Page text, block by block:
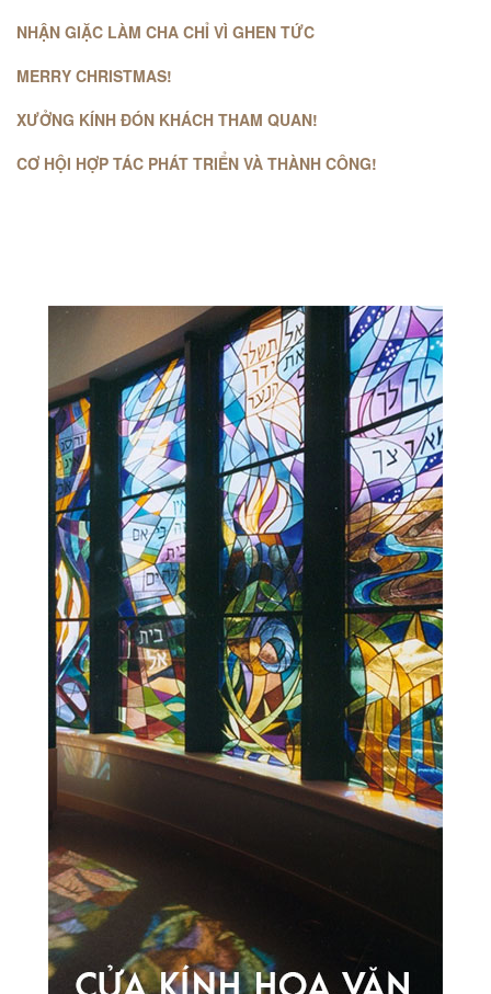
NHẬN GIẶC LÀM CHA CHỈ VÌ GHEN TỨC
MERRY CHRISTMAS!
XƯỞNG KÍNH ĐÓN KHÁCH THAM QUAN!
CƠ HỘI HỢP TÁC PHÁT TRIỂN VÀ THÀNH CÔNG!